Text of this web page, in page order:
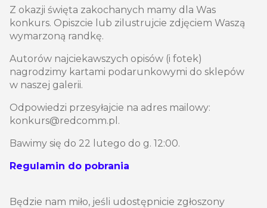
Z okazji święta zakochanych mamy dla Was
konkurs. Opiszcie lub zilustrujcie zdjęciem Waszą
wymarzoną randkę.
Autorów najciekawszych opisów (i fotek)
nagrodzimy kartami podarunkowymi do sklepów
w naszej galerii.
Odpowiedzi przesyłajcie na adres mailowy:
konkurs@redcomm.pl.
Bawimy się do 22 lutego do g. 12:00.
Regulamin do pobrania
Będzie nam miło, jeśli udostępnicie zgłoszony